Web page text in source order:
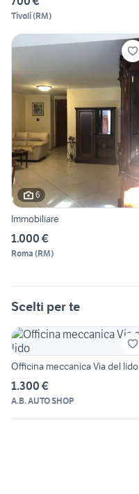
Tivoli(RM)
6
Immobiliare
1.000 €
Roma (RM)
Scelti per te
Officina meccanica Via del lido
1.300 €
A.B. AUTO SHOP